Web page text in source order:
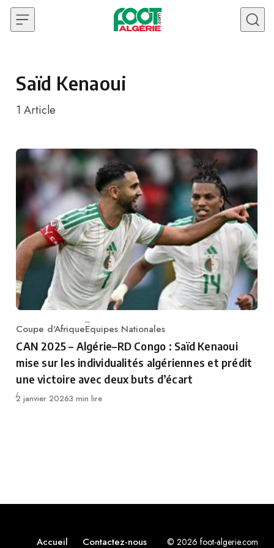
Skip to content
Saïd Kenaoui
1 Article
Category
Coupe d'AfriqueEquipes Nationales
CAN 2025 – Algérie–RD Congo : Saïd Kenaoui
mise sur les individualités algériennes et prédit
une victoire avec deux buts d’écart
Publié
2 janvier 20263 min lire
Accueil Contactez-nous © 2026 foot-algerie.com